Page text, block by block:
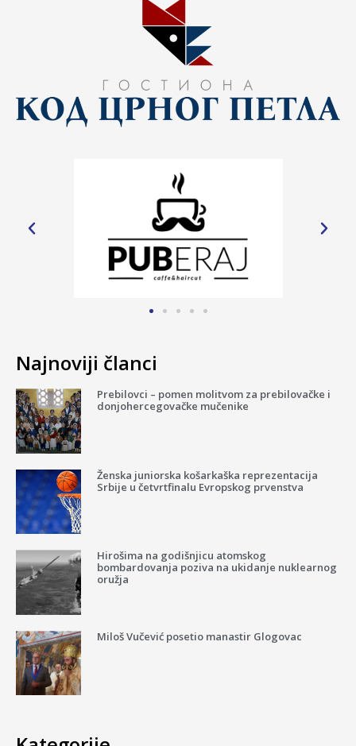
Najnoviji članci
Prebilovci – pomen molitvom za prebilovačke i
donjohercegovačke mučenike
Ženska juniorska košarkaška reprezentacija
Srbije u četvrtfinalu Evropskog prvenstva
Hirošima na godišnjicu atomskog
bombardovanja poziva na ukidanje nuklearnog
oružja
Miloš Vučević posetio manastir Glogovac